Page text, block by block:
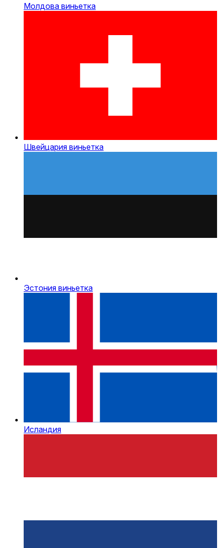
Молдова виньетка
Швейцария виньетка
Эстония виньетка
Исландия